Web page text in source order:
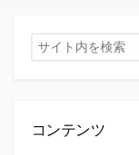
検
索
コンテンツ